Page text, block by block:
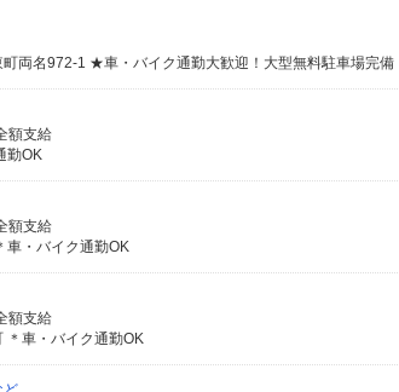
両名972-1 ★車・バイク通勤大歓迎！大型無料駐車場完備
額支給
勤OK
額支給
車・バイク通勤OK
額支給
＊車・バイク通勤OK